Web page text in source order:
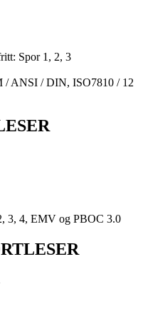
Spor 1, 2, 3
/ ANSI / DIN, ISO7810 / 12
3, 4, EMV og PBOC 3.0